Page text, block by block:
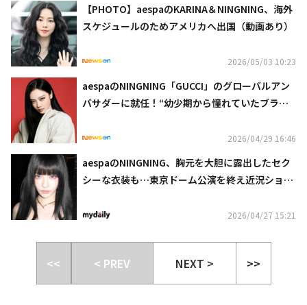
【PHOTO】aespaのKARINA＆NINGNING、海外
スケジュールのためアメリカへ出国（動画あり）
2026/05/03 10:23
aespaのNINGNING「GUCCI」のグローバルアン
バサダーに就任！“幼少期から憧れていたブラン
2026/04/29 16:46
aespaのNINGNING、胸元を大胆に露出したセク
シーな衣装も…東京ドーム公演を終え近況ショッ
2026/04/27 15:21
<< < PREV NEXT > >>